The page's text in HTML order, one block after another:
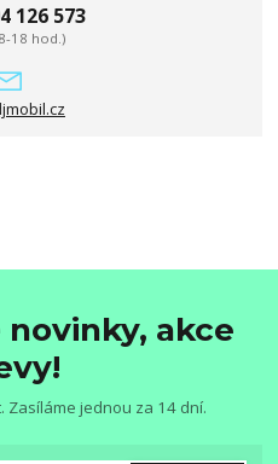
126 573
18 hod.)
akce
Zasíláme jednou za 14 dní.